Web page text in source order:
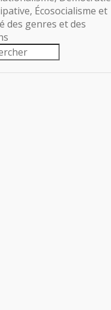
Écosocialisme et
des genres et des